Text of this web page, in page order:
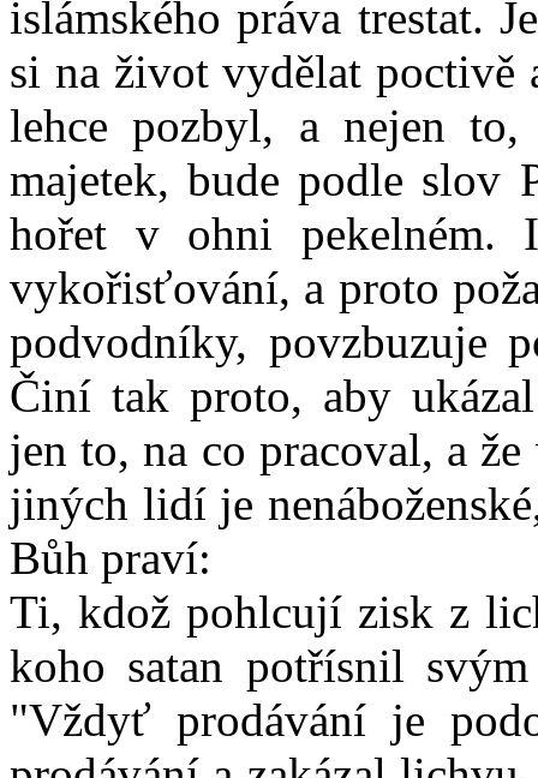
islámského práva trestat.
si na život vydělat poctivě
lehce pozbyl, a nejen to,
majetek, bude podle slov
hořet v ohni pekelném.
vykořisťování, a proto
podvodníky, povzbuzuje
Činí tak proto, aby
jen to, na co pracoval, a
jiných lidí je
Bůh praví:
Ti, kdož pohlcují zisk z
koho satan potřísnil
"Vždyť prodávání je